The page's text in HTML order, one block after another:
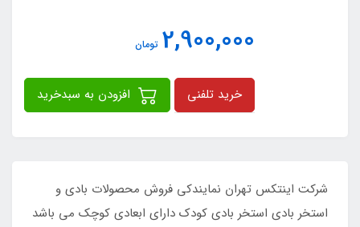
2,900,000 تومان
خرید تلفنی
شرکت اینتکس تهران نمایندکی فروش محصولات بادی و
استخر بادی استخر بادی کودک دارای ابعادی کوچک می باشد